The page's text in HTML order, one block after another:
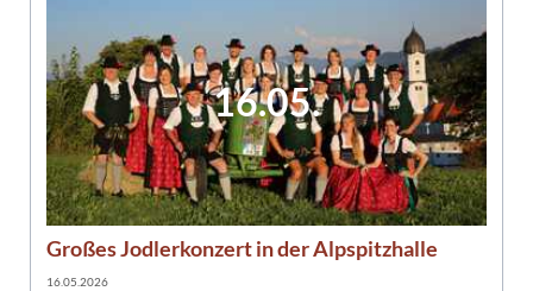
16.05.
Großes Jodlerkonzert in der Alpspitzhalle
16.05.2026